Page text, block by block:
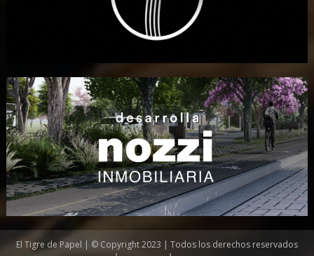
El Tigre de Papel | © Copyright 2023 | Todos los derechos reservados